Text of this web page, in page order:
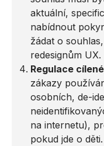
aktuální,
nabídnout
žádat o
redesignům UX.
Regulace
zákazy
osobních, de-
na internetu),
pokud jde o